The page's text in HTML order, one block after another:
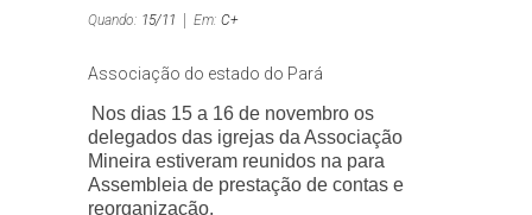
Quando: 15/11 Em: C+
Associação do estado do Pará
Nos dias 15 a 16 de novembro os
delegados das igrejas da Associação
Mineira estiveram reunidos na para
Assembleia de prestação de contas e
reorganização.